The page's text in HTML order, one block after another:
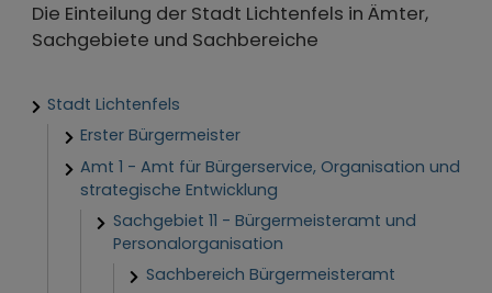
Service
Sitzungen und Gremien
Stadtplan
Umgebungskarte
Die Einteilung der Stadt Lichtenfels in Ämter,
Sachgebiete und Sachbereiche
Stadt Lichtenfels
Erster Bürgermeister
Amt 1 - Amt für Bürgerservice, Organisation und
strategische Entwicklung
Sachgebiet 11 - Bürgermeisteramt und
Personalorganisation
Sachbereich Bürgermeisteramt